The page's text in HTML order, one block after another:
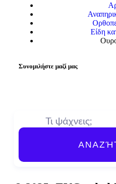
Είδη
Συνομιλήστε μαζί μας